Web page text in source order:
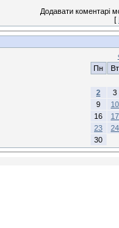
Додавати коментарі
[
Пн
Вт
2
3
9
10
16
17
23
24
30